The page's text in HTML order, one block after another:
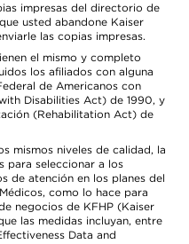
impresas del directorio de
usted abandone Kaiser
las copias impresas.
el mismo y completo
los afiliados con alguna
de Americanos con
Disabilities Act) de 1990, y
(Rehabilitation Act) de
mismos niveles de calidad, la
para seleccionar a los
de atención en los planes del
como lo hace para
negocios de KFHP (Kaiser
las medidas incluyan, entre
Data and